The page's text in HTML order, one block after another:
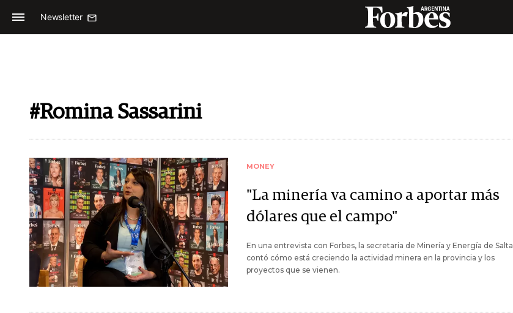
Newsletter
#Romina Sassarini
MONEY
"La minería va camino a aportar más
dólares que el campo"
En una entrevista con Forbes, la secretaria de Minería y Energía de Salta
contó cómo está creciendo la actividad minera en la provincia y los
proyectos que se vienen.